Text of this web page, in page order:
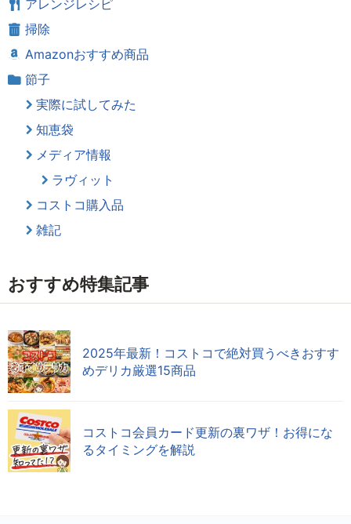
アレンジレシピ
掃除
Amazonおすすめ商品
節子
実際に試してみた
知恵袋
メディア情報
ラヴィット
コストコ購入品
雑記
おすすめ特集記事
2025年最新！コストコで絶対買うべきおすす
めデリカ厳選15商品
コストコ会員カード更新の裏ワザ！お得にな
るタイミングを解説